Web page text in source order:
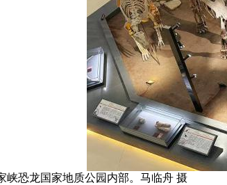
峡恐龙国家地质公园内部。马临舟 摄